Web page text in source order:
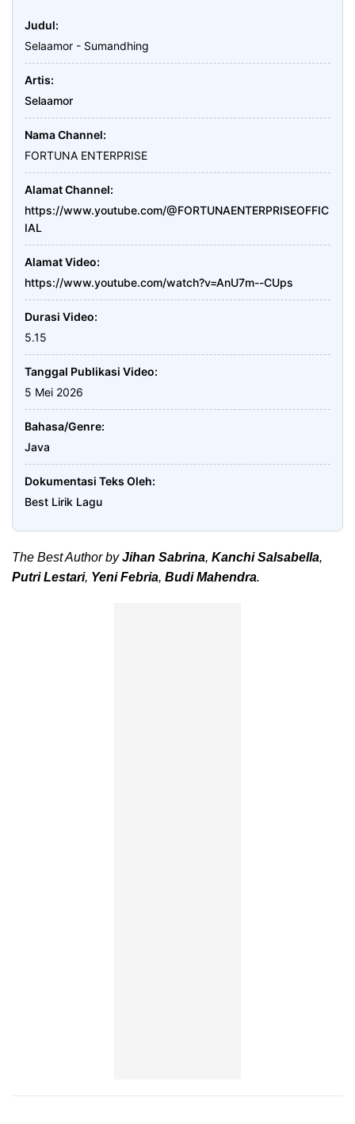
Judul
Selaamor - Sumandhing
Artis
Selaamor
Nama Channel
FORTUNA ENTERPRISE
Alamat Channel
https://www.youtube.com/@FORTUNAENTERPRISEOFFIC
IAL
Alamat Video
https://www.youtube.com/watch?v=AnU7m--CUps
Durasi Video
5.15
Tanggal Publikasi Video
5 Mei 2026
Bahasa/Genre
Java
Dokumentasi Teks Oleh
Best Lirik Lagu
The Best Author byJihan Sabrina, Kanchi Salsabella,
Putri Lestari, Yeni Febria, Budi Mahendra.